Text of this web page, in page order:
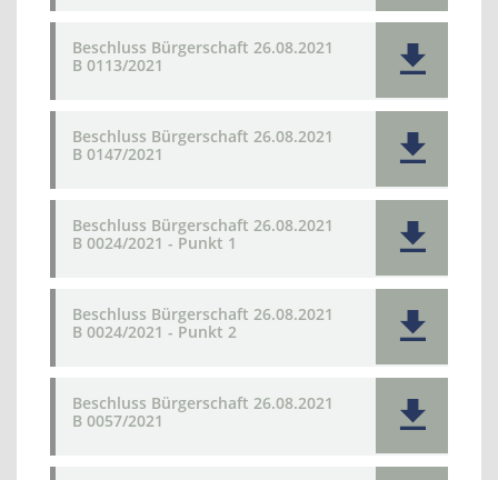
Beschluss Bürgerschaft 26.08.2021
B 0113/2021
Beschluss Bürgerschaft 26.08.2021
B 0147/2021
Beschluss Bürgerschaft 26.08.2021
B 0024/2021 - Punkt 1
Beschluss Bürgerschaft 26.08.2021
B 0024/2021 - Punkt 2
Beschluss Bürgerschaft 26.08.2021
B 0057/2021